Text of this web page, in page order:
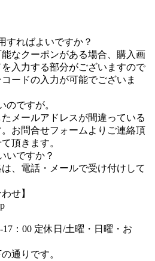
すればよいですか？
なクーポンがある場合、購入画
入力する部分がございますので
ードの入力が可能でございま
のですが。
メールアドレスが間違っている
お問合せフォームよりご連絡頂
頂きます。
いですか？
、電話・メールで受け付けして
せ】
：00 定休日/土曜・日曜・お
通りです。